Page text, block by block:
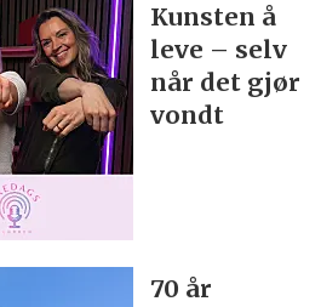
Kunsten å
leve – selv
når det gjør
vondt
70 år